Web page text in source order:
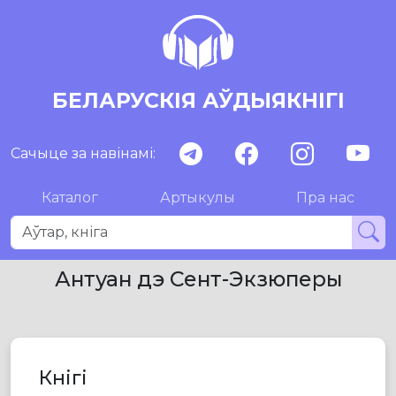
БЕЛАРУСКІЯ АЎДЫЯКНІГІ
Сачыце за навінамі:
Каталог Артыкулы Пра нас
Антуан дэ Сент-Экзюперы
Кнігі